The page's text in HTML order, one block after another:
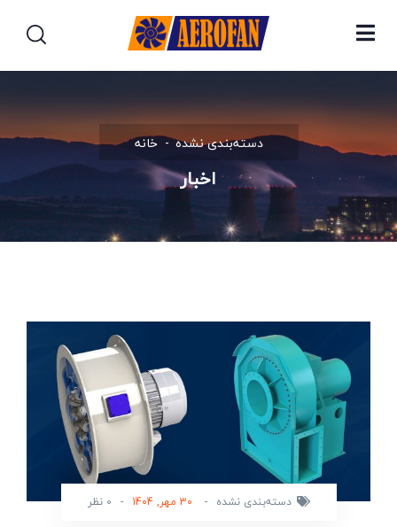
خانه دسته‌بندی نشده
اخبار
دسته‌بندی نشده - 30 مهر, 1404 - 0 نظر